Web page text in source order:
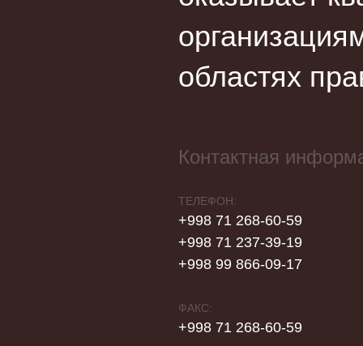
областях
Контактная
ТЕЛЕФОН:
+998 71 268-60-59
+998 71 237-39-19
+998 99 866-09-17
ФАКС:
+998 71 268-60-59